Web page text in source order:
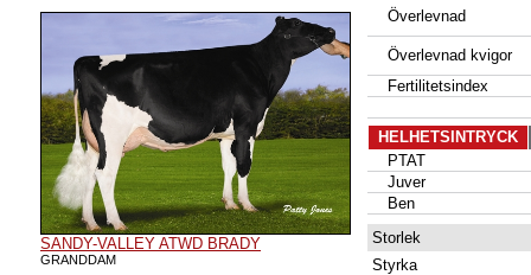
SANDY-VALLEY ATWD BRADY
GRANDDAM
Överlevnad
Överlevnad kvigor
Fertilitetsindex
HELHETSINTRYCK
PTAT
Juver
Ben
Storlek
Styrka